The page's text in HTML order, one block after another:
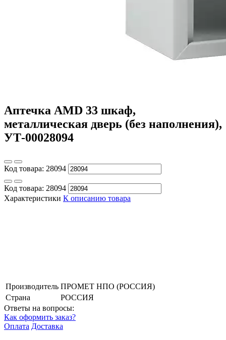
Аптечка AMD 33 шкаф,
металлическая дверь (без наполнения),
УТ-00028094
Код товара: 28094
Код товара: 28094
Характеристики К описанию товара
Производитель ПРОМЕТ НПО (РОССИЯ)
Страна
РОССИЯ
Ответы на вопросы:
Как оформить заказ?
Оплата Доставка